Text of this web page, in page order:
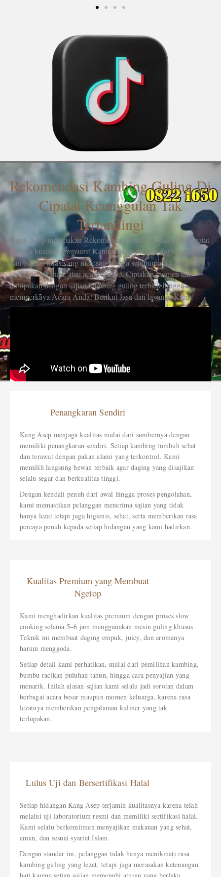
Rekomendasi Kambing Guling Di
Cipatat Keunggulan Tak
Tertandingi
Kang Asep merupakan Rekomendasi kambing guling di Cipatat
dengan kualitas premium! Kami sajikan dengan daging empuk
dan bumbu khas yang meresap hingga sempurna, ideal untuk
pesta, pernikahan, atau acara spesial. Ciptakan momen tak
terlupakan dengan sajian kambing guling terbaik hingga
memperkaya Acara Anda! Berikut Jasa dan layanan Kami:
Penangkaran Sendiri
Kang Asep menjaga kualitas mulai dari sumbernya dengan
memiliki penangkaran sendiri. Setiap kambing tumbuh sehat
dan terawat dengan pakan alami yang terkontrol. Kami
memilih langsung hewan terbaik agar daging yang disajikan
selalu segar dan berkualitas tinggi.
Dengan kendali penuh dari awal hingga proses pengolahan,
kami memastikan pelanggan menerima sajian yang tidak
hanya lezat tetapi juga higienis, sehat, serta memberikan rasa
percaya penuh kepada setiap hidangan yang kami hadirkan.
Kualitas Premium yang Membuat
Ngetop
Kami menghadirkan kualitas premium dengan proses slow
cooking selama 5–6 jam menggunakan mesin guling khusus.
Teknik ini membuat daging empuk, juicy, dan aromanya
harum menggoda.
Setiap detail kami perhatikan, mulai dari pemilihan kambing,
bumbu racikan puluhan tahun, hingga cara penyajian yang
menarik. Inilah alasan sajian kami selalu jadi sorotan dalam
berbagai acara besar maupun momen keluarga, karena rasa
lezatnya memberikan pengalaman kuliner yang tak
terlupakan.
Lulus Uji dan Bersertifikasi Halal
Setiap hidangan Kang Asep terjamin kualitasnya karena telah
melalui uji laboratorium resmi dan memiliki sertifikasi halal.
Kami selalu berkomitmen menyajikan makanan yang sehat,
aman, dan sesuai syariat Islam.
Dengan standar ini, pelanggan tidak hanya menikmati rasa
kambing guling yang lezat, tetapi juga merasakan ketenangan